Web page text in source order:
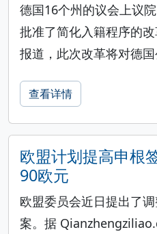
德国16个州的议会上议
批准了简化入籍程序的
报道，此次改革将对德
查看详情
欧盟计划提高申根
90欧元
欧盟委员会近日提出了
案。据